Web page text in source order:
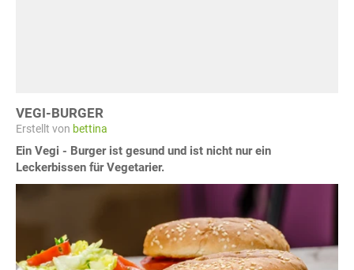
VEGI-BURGER
Erstellt von bettina
Ein Vegi - Burger ist gesund und ist nicht nur ein
Leckerbissen für Vegetarier.